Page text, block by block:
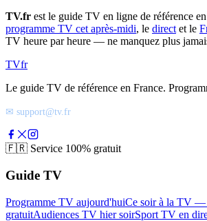
TV.fr est le guide TV en ligne de référence
programme TV cet après-midi, le direct et le
TV heure par heure — ne manquez plus
TVfr
Le guide TV de référence en France.
✉ support@tv.fr
🇫🇷 Service 100% gratuit
Guide TV
Programme TV aujourd'huiCe soir à la TV —
gratuitAudiences TV hier soirSport TV en